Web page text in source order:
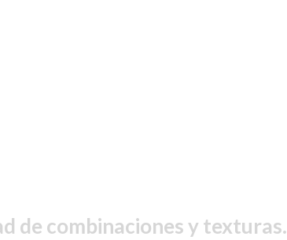
de combinaciones y texturas.